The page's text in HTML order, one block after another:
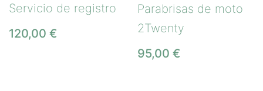
Servicio de registro
120,00 €
Parabrisas de moto
2Twenty
95,00 €